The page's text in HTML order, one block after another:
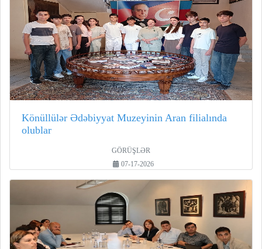
Könüllülər Ədəbiyyat Muzeyinin Aran filialında
olublar
GÖRÜŞLƏR
07-17-2026